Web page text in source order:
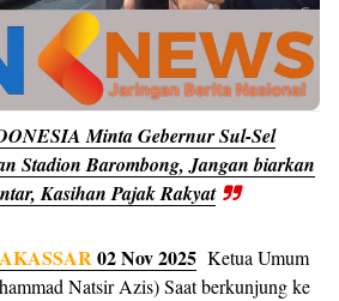
Minta Gebernur Sul-Sel
Stadion Barombong, Jangan biarkan
Kasihan Pajak Rakyat
02 Nov 2025 Ketua Umum
Natsir Azis) Saat berkunjung ke